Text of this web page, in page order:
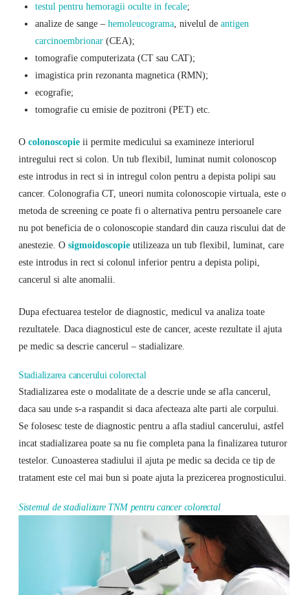
testul pentru hemoragii oculte in fecale;
analize de sange – hemoleucograma, nivelul de antigen
carcinoembrionar(CEA);
tomografie computerizata (CT sau CAT);
imagistica prin rezonanta magnetica (RMN);
ecografie;
tomografie cu emisie de pozitroni (PET) etc.
O colonoscopie ii permite medicului sa examineze interiorul
intregului rect si colon. Un tub flexibil, luminat numit colonoscop
este introdus in rect si in intregul colon pentru a depista polipi sau
cancer. Colonografia CT, uneori numita colonoscopie virtuala, este o
metoda de screening ce poate fi o alternativa pentru persoanele care
nu pot beneficia de o colonoscopie standard din cauza riscului dat de
anestezie. O sigmoidoscopie utilizeaza un tub flexibil, luminat, care
este introdus in rect si colonul inferior pentru a depista polipi,
cancerul si alte anomalii.
Dupa efectuarea testelor de diagnostic, medicul va analiza toate
rezultatele. Daca diagnosticul este de cancer, aceste rezultate il ajuta
pe medic sa descrie cancerul – stadializare.
Stadializarea cancerului colorectal
Stadializarea este o modalitate de a descrie unde se afla cancerul,
daca sau unde s-a raspandit si daca afecteaza alte parti ale corpului.
Se folosesc teste de diagnostic pentru a afla stadiul cancerului, astfel
incat stadializarea poate sa nu fie completa pana la finalizarea tuturor
testelor. Cunoasterea stadiului il ajuta pe medic sa decida ce tip de
tratament este cel mai bun si poate ajuta la prezicerea prognosticului.
Sistemul de stadializare TNM pentru cancer colorectal